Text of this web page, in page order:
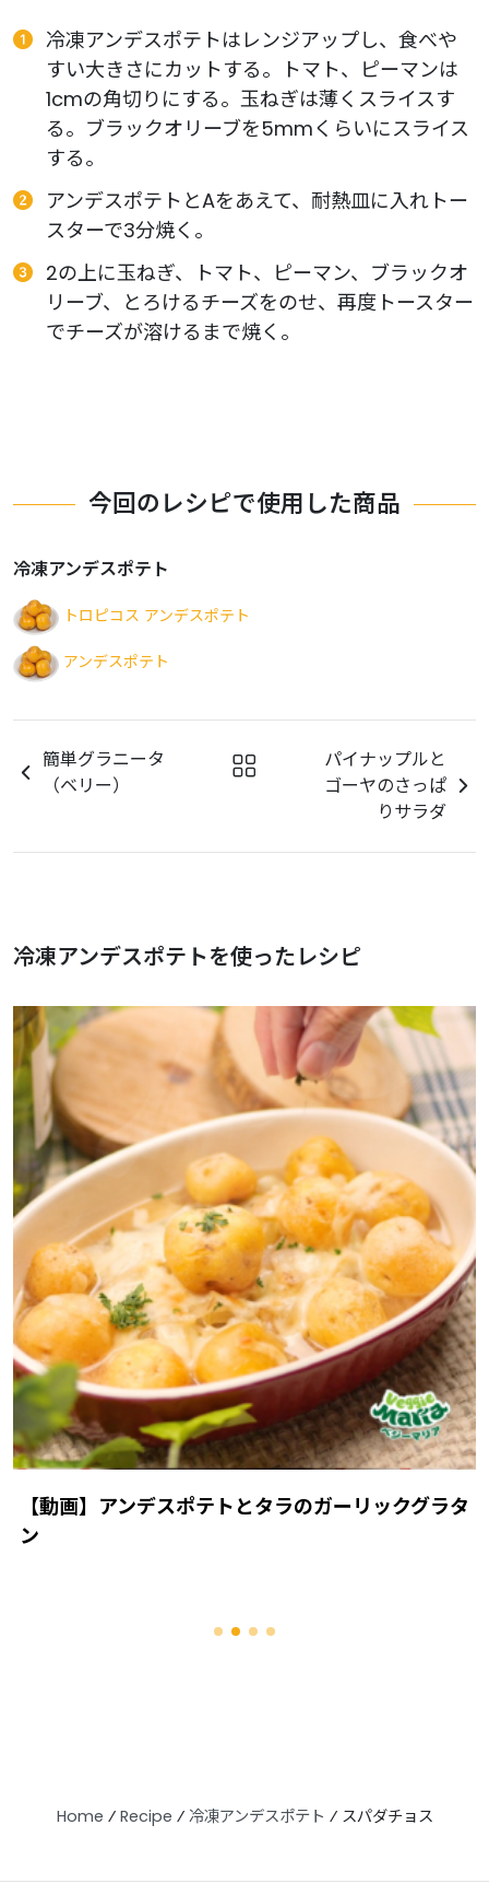
冷凍アンデスポテトはレンジアップし、食べや
すい大きさにカットする。トマト、ピーマンは
1cmの角切りにする。玉ねぎは薄くスライスす
る。ブラックオリーブを5mmくらいにスライス
する。
アンデスポテトとAをあえて、耐熱皿に入れトー
スターで3分焼く。
2の上に玉ねぎ、トマト、ピーマン、ブラックオ
リーブ、とろけるチーズをのせ、再度トースター
でチーズが溶けるまで焼く。
今回のレシピで使用した商品
冷凍アンデスポテト
トロピコス アンデスポテト
アンデスポテト
簡単グラニータ
（ベリー）
パイナップルと
ゴーヤのさっぱ
りサラダ
冷凍アンデスポテトを使ったレシピ
【動画】アンデスポテトとタラのガーリックグラタ
ン
Home ⁄ Recipe ⁄ 冷凍アンデスポテト ⁄ スパダチョス